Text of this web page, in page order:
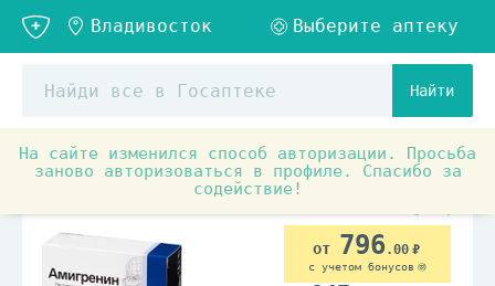
Найти
На сайте изменился способ авторизации. Просьба
заново авторизоваться в профиле. Спасибо за
содействие!
Аптечные товары Препараты от спазма и боли
796.00
с учетом бонусов